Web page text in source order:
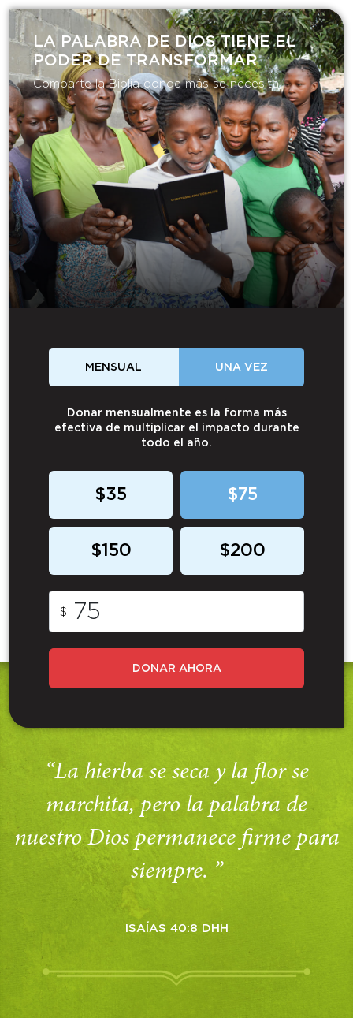
LA PALABRA DE DIOS TIENE EL
PODER DE TRANSFORMAR​
Comparte la Biblia donde más se necesita.
MENSUAL UNA VEZ
Donar mensualmente es la forma más
efectiva de multiplicar el impacto durante
todo el año.
$35 $75
$150 $200
$
DONAR AHORA
“La hierba se seca y la flor se
marchita, pero la palabra de
nuestro Dios permanece firme para
siempre. ”
ISAÍAS 40:8 DHH